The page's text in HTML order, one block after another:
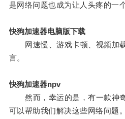
是网络问题也成为让人头疼的一
快狗加速器电脑版下载
网速慢、游戏卡顿、视频加
言。
快狗加速器npv
然而，幸运的是，有一款神
可以帮助我们解决这些网络问题。